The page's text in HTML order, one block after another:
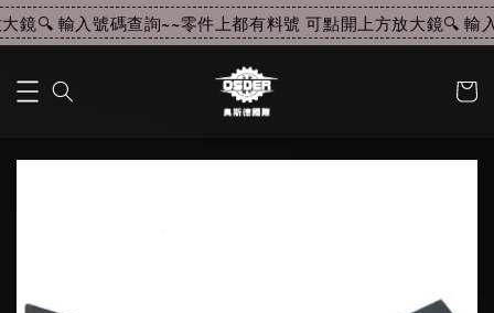
鏡🔍 輸入號碼查詢~~零件上都有料號 可點開上方放大鏡🔍 輸